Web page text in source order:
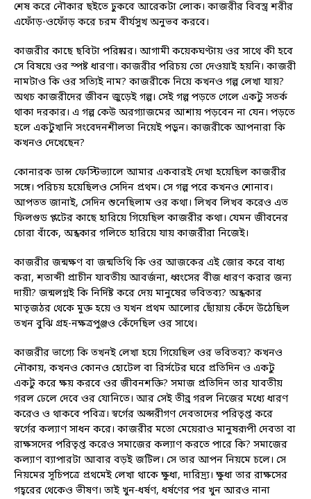
শেষ করে নৌকার ছইতে ঢুকবে আরেকটা লোক। কাজরীর বিবস্ত্র শরীর
এফোঁড়-ওফোঁড় করে চরম বীর্যসুখ অনুভব করবে।
কাজরীর কাছে ছবিটা পরিষ্কার। আগামী কয়েকঘণ্টায় ওর সাথে কী হবে
সে বিষয়ে ওর স্পষ্ট ধারণা। কাজরীর পরিচয় তো দেওয়াই হয়নি। কাজরী
নামটাও কি ওর সত্যিই নাম? কাজরীকে নিয়ে কখনও গল্প লেখা যায়?
অথচ কাজরীদের জীবন জুড়েই গল্প। সেই গল্প পড়তে গেলে একটু সতর্ক
থাকা দরকার। এ গল্প কেউ অরগ্যাজমের আশায় পড়বেন না যেন। পড়তে
হলে একটুখানি সংবেদনশীলতা নিয়েই পড়ুন। কাজরীকে আপনারা কি
কখনও দেখেছেন?
কোনারক ডান্স ফেস্টিভ্যালে আমার একবারই দেখা হয়েছিল কাজরীর
সঙ্গে। পরিচয় হয়েছিলও সেদিন প্রথম। সে গল্প পরে কখনও শোনাব।
আপতত জানাই, সেদিন শুনেছিলাম ওর কথা। লিখব লিখব করেও এত
ফিলগুড প্লটের কাছে হারিয়ে গিয়েছিল কাজরীর কথা। যেমন জীবনের
চোরা বাঁকে, অন্ধকার গলিতে হারিয়ে যায় কাজরীরা নিজেই।
কাজরীর জন্মক্ষণ বা জন্মতিথি কি ওর আজকের এই জোর করে বাধ্য
করা, শতাব্দী প্রাচীন যাবতীয় আবর্জনা, ধ্বংসের বীজ ধারণ করার জন্য
দায়ী? জন্মলগ্নই কি নির্দিষ্ট করে দেয় মানুষের ভবিতব্য? অন্ধকার
মাতৃজঠর থেকে মুক্ত হয়ে ও যখন প্রথম আলোর ছোঁয়ায় কেঁদে উঠেছিল
তখন বুঝি গ্রহ-নক্ষত্রপুঞ্জও কেঁদেছিল ওর সাথে।
কাজরীর ভাগ্যে কি তখনই লেখা হয়ে গিয়েছিল ওর ভবিতব্য? কখনও
নৌকায়, কখনও কোনও হোটেল বা রির্সটের ঘরে প্রতিদিন ও একটু
একটু করে ক্ষয় করবে ওর জীবনশক্তি? সমাজ প্রতিদিন তার যাবতীয়
গরল ঢেলে দেবে ওর যোনিতে। আর সেই তীব্র গরল নিজের মধ্যে ধারণ
করেও ও থাকবে পবিত্র। স্বর্গের অপ্সরীগণ দেবতাদের পরিতৃপ্ত করে
স্বর্গের কল্যাণ সাধন করে। কাজরীর মতো মেয়েরাও মানুষরূপী দেবতা বা
রাক্ষসদের পরিতৃপ্ত করেও সমাজের কল্যাণ করতে পারে কি? সমাজের
কল্যাণ ব্যাপারটা আবার বড়ই জটিল। সে তার আপন নিয়মে চলে। সে
নিয়মের সূচিপত্রে প্রথমেই লেখা থাকে ক্ষুধা, দারিদ্র্য। ক্ষুধা তার রাক্ষসের
গহ্বরের থেকেও ভীষণ। তাই খুন-ধর্ষণ, ধর্ষণের পর খুন আরও নানা